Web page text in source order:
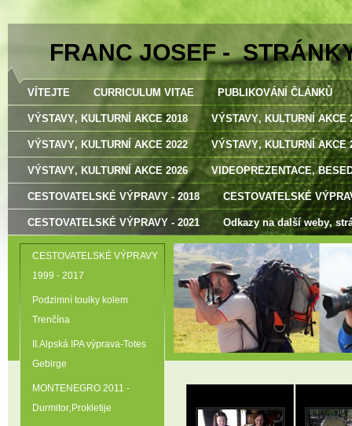
FRANC JOSEF -
VÍTEJTE CURRICULUM VITAE PUBLIKOVÁNÍ ČLÁNKŮ
VÝSTAVY‚ KULTURNÍ AKCE 2018 VÝSTAVY‚ KULTURNÍ AKCE
VÝSTAVY‚ KULTURNÍ AKCE 2022 VÝSTAVY‚ KULTURNÍ AKCE
VÝSTAVY‚ KULTURNÍ AKCE 2026 VIDEOPREZENTACE‚
CESTOVATELSKÉ VÝPRAVY - 2018 CESTOVATELSKÉ
CESTOVATELSKÉ VÝPRAVY - 2021 Odkazy na další weby‚
CESTOVATELSKÉ VÝPRAVY
1999 - 2017
Podzimní toulky kolem
Trenčína
II.Alpská IPA výprava-Totes
Gebirge
MONTENEGRO 2011 -
Durmitor‚Prokletije